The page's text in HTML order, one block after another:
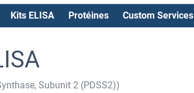
Kits ELISA Protéines Custom Services
Subunit 2 (PDSS2))